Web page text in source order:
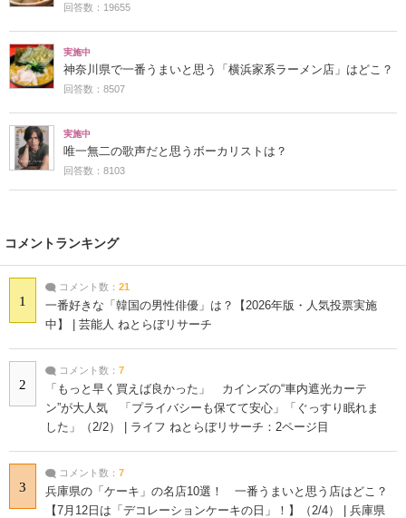
回答数：19655
実施中
神奈川県で一番うまいと思う「横浜家系ラーメン店」はどこ？
回答数：8507
実施中
唯一無二の歌声だと思うボーカリストは？
回答数：8103
コメントランキング
1
コメント数： 21
一番好きな「韓国の男性俳優」は？【2026年版・人気投票実施
中】 | 芸能人 ねとらぼリサーチ
2
コメント数： 7
「もっと早く買えば良かった」 カインズの“車内遮光カーテ
ン”が大人気 「プライバシーも保てて安心」「ぐっすり眠れま
した」（2/2） | ライフ ねとらぼリサーチ：2ページ目
3
コメント数： 7
兵庫県の「ケーキ」の名店10選！ 一番うまいと思う店はどこ？
【7月12日は「デコレーションケーキの日」！】（2/4） | 兵庫県